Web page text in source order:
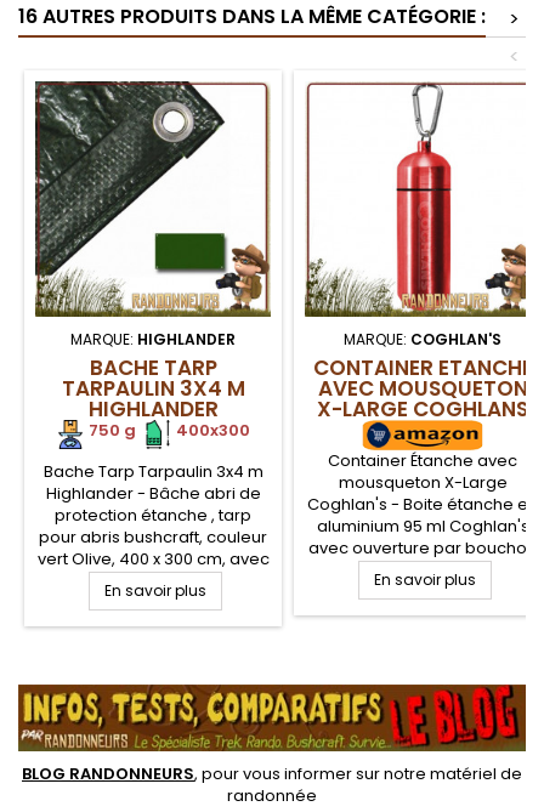
de vous protéger
entièrement des éléments
situation de survie pour
randonneurs
16 AUTRES PRODUITS DANS LA MÊME CATÉGORIE :
>
<
MARQUE: HIGHLANDER
BACHE TARP
TARPAULIN 3X4 M
HIGHLANDER
750 g
400x300
Bache Tarp Tarpaulin 3x4 m
Highlander - Bâche abri de
protection étanche , tarp
pour abris bushcraft, couleur
vert Olive, 400 x 300 cm, avec
œillets aluminium aux quatre
coins. Bâche en Polyéthylène
résistante de 100 gs/m2 mais
renforcées sur les extrémités
En savoir plus
MARQUE: COGHLAN'S
CONTAINER ETANCHE
AVEC MOUSQUETON
X-LARGE COGHLANS
Container Étanche avec
mousqueton X-Large
Coghlan's - Boite étanche en
aluminium 95 ml Coghlan's
avec ouverture par bouchon
à vis et joint torique étanche.
Mini container étanche avec
anneau de fixation et
équipement et la création de
votre propre kit EDC Survie
En savoir plus
BLOG RANDONNEURS, pour vous informer sur notre matériel de
randonnée